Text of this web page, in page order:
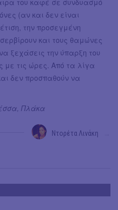
του καφέ σε συνδυασμό
(αν και δεν είναι
την προσεγμένη
και τους θαμώνες
ξεχάσεις την ύπαρξη του
με τις ώρες. Από τα λίγα
δεν προσπαθούν να
Πλάκα
Ντορέτα Λινάκη